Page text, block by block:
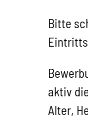
Bitte
aktiv
Alter,